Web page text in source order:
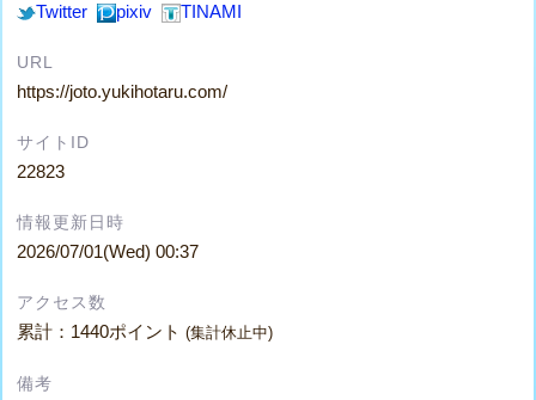
Twitter pixiv TINAMI
URL
https://joto.yukihotaru.com/
サイトID
22823
情報更新日時
2026/07/01(Wed) 00:37
アクセス数
累計：1440ポイント(集計休止中)
備考